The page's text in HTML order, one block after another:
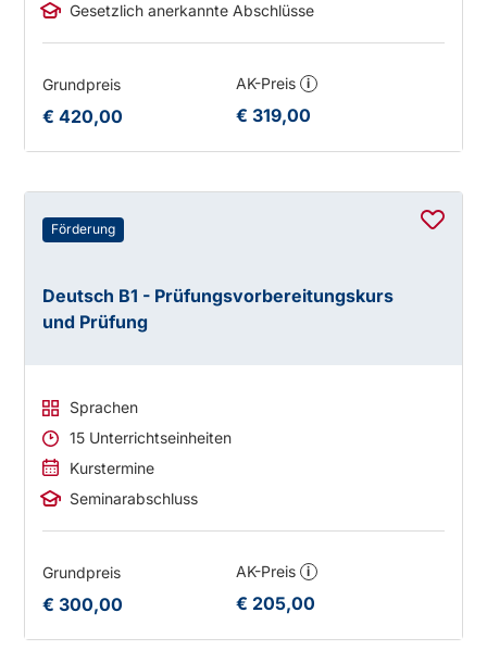
Gesetzlich anerkannte Abschlüsse
Grundpreis
€ 420,00
AK-Preis i
€ 319,00
Förderung
Deutsch B1 - Prüfungsvorbereitungskurs
und Prüfung
Sprachen
15 Unterrichtseinheiten
Kurstermine
Seminarabschluss
Grundpreis
€ 300,00
AK-Preis i
€ 205,00